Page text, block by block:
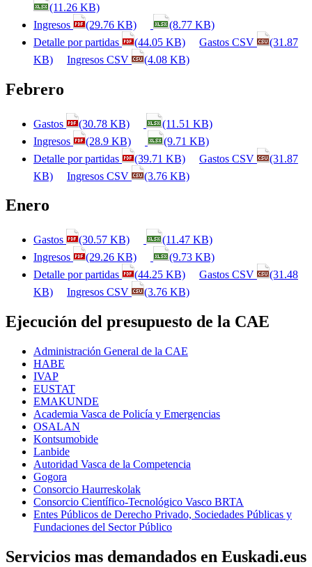
(11.26 KB)
Ingresos
(29.76 KB)
(8.77 KB)
Detalle por partidas
(44.05 KB) Gastos CSV
(31.87
KB)
Ingresos CSV (4.08 KB)
Febrero
Gastos (30.78 KB)
(11.51 KB)
Ingresos
(28.9 KB)
(9.71 KB)
Detalle por partidas
(39.71 KB) Gastos CSV
(31.87
KB)
Ingresos CSV (3.76 KB)
Enero
Gastos (30.57 KB)
(11.47 KB)
Ingresos
(29.26 KB)
(9.73 KB)
Detalle por partidas
(44.25 KB) Gastos CSV
(31.48
KB)
Ingresos CSV (3.76 KB)
Ejecución del presupuesto de la CAE
Administración General de la CAE
HABE
IVAP
EUSTAT
EMAKUNDE
Academia Vasca de Policía y Emergencias
OSALAN
Kontsumobide
Lanbide
Autoridad Vasca de la Competencia
Gogora
Consorcio Haurreskolak
Consorcio Científico-Tecnológico Vasco BRTA
Entes Públicos de Derecho Privado, Sociedades Públicas y
Fundaciones del Sector Público
Servicios mas demandados en Euskadi.eus